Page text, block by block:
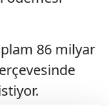
86 milyar